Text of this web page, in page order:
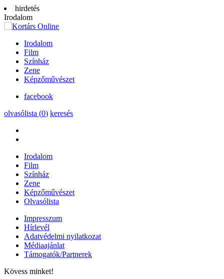
hirdetés
Irodalom
Irodalom
Film
Színház
Zene
Képzőművészet
facebook
olvasólista (0) keresés
Irodalom
Film
Színház
Zene
Képzőművészet
Olvasólista
Impresszum
Hírlevél
Adatvédelmi nyilatkozat
Médiaajánlat
Támogatók/Partnerek
Kövess minket!